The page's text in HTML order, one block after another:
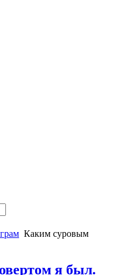
Каким суровым
я был.